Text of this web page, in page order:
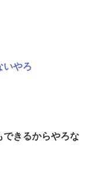
いやろ
できるからやろな